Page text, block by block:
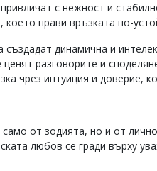
с нежност и
прави връзката по-
динамична и
разговорите и
чрез интуиция и доверие,
от зодията, но и от
любов се гради върху